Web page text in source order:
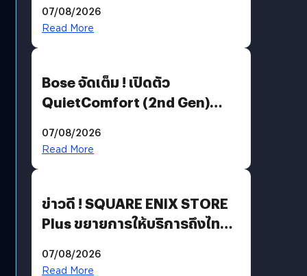
มีภาษาไทยด้วย
07/08/2026
Read More
Bose จัดเต็ม ! เปิดตัว
QuietComfort (2nd Gen)
07/08/2026
Read More
ข่าวดี ! SQUARE ENIX STORE
Plus ขยายการให้บริการถึงไทย
โดยตรง
07/08/2026
Read More